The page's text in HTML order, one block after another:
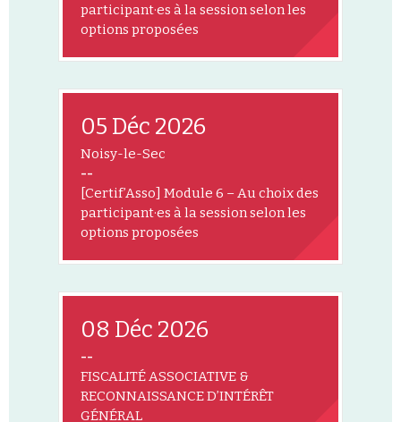
participant·es à la session selon les
options proposées
05 Déc 2026
Noisy-le-Sec
--
[Certif’Asso] Module 6 – Au choix des
participant·es à la session selon les
options proposées
08 Déc 2026
--
FISCALITÉ ASSOCIATIVE &
RECONNAISSANCE D’INTÉRÊT
GÉNÉRAL